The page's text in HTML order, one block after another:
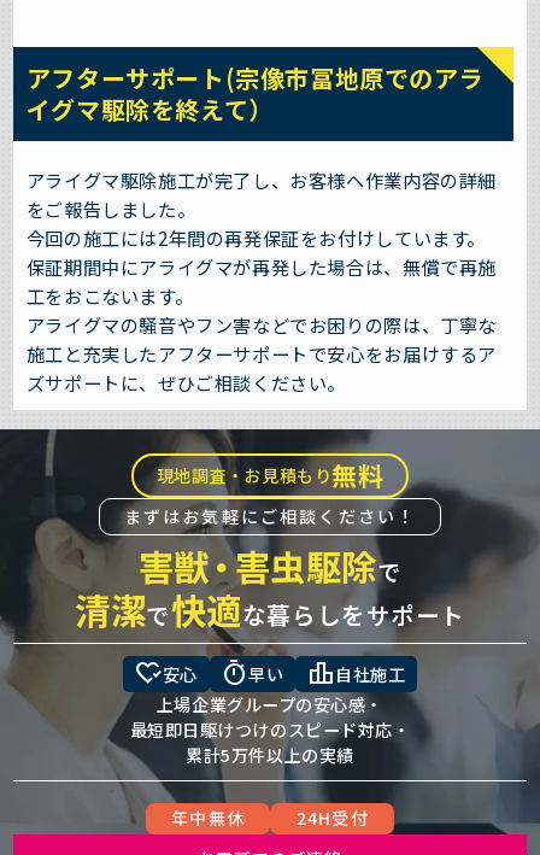
アフターサポート(宗像市冨地原でのアラ
イグマ駆除を終えて）
アライグマ駆除施工が完了し、お客様へ作業内容の詳細
をご報告しました。
今回の施工には2年間の再発保証をお付けしています。
保証期間中にアライグマが再発した場合は、無償で再施
工をおこないます。
アライグマの騒音やフン害などでお困りの際は、丁寧な
施工と充実したアフターサポートで安心をお届けするア
ズサポートに、ぜひご相談ください。
現地調査・お見積もり無料
まずはお気軽にご相談ください！
害獣・害虫駆除で
清潔で快適な暮らしをサポート
heart_check安心 timer早い leaderboard 自社施工
上場企業グループの安心感・
最短即日駆けつけのスピード対応・
累計5万件以上の実績
年中無休
24H受付